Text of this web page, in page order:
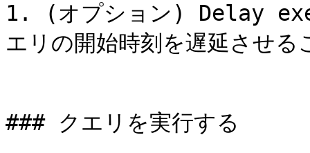
1. (オプション) Delay
エリの開始時刻を遅延させる
### クエリを実行する